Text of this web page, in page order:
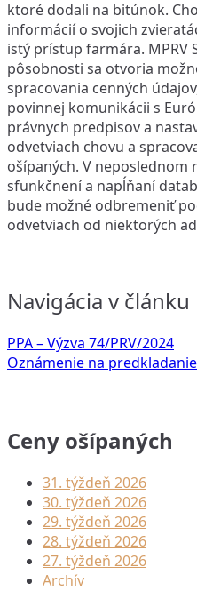
ktoré dodali na bitúnok.
informácií o svojich
istý prístup farmára. MPRV
pôsobnosti sa otvoria
spracovania cenných
povinnej komunikácii s
právnych predpisov a
odvetviach chovu a
ošípaných. V neposlednom
sfunkčnení a napĺňaní
bude možné odbremeniť
odvetviach od niektorých
Navigácia v článku
PPA – Výzva 74/PRV/2024
Oznámenie na
Ceny ošípaných
31. týždeň 2026
30. týždeň 2026
29. týždeň 2026
28. týždeň 2026
27. týždeň 2026
Archív